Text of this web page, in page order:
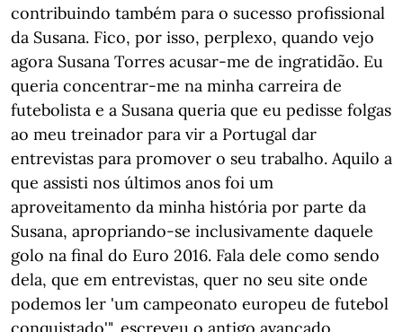
contribuindo também para o sucesso profissional
da Susana. Fico, por isso, perplexo, quando vejo
agora Susana Torres acusar-me de ingratidão. Eu
queria concentrar-me na minha carreira de
futebolista e a Susana queria que eu pedisse folgas
ao meu treinador para vir a Portugal dar
entrevistas para promover o seu trabalho. Aquilo a
que assisti nos últimos anos foi um
aproveitamento da minha história por parte da
Susana, apropriando-se inclusivamente daquele
golo na final do Euro 2016. Fala dele como sendo
dela, que em entrevistas, quer no seu site onde
podemos ler 'um campeonato europeu de futebol